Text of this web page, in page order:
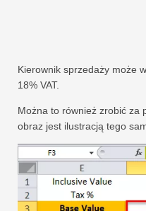
Kierownik sprzedaży może
18% VAT.
Można to również zrobić za
obraz jest ilustracją tego